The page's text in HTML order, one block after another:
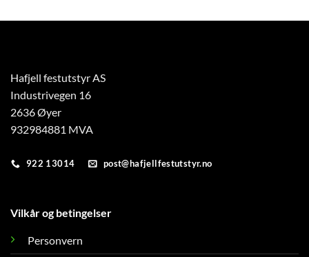
Hafjell festutstyr AS
Industrivegen 16
2636 Øyer
932984881 MVA
922 13014 post@hafjellfestutstyr.no
Vilkår og betingelser
Personvern